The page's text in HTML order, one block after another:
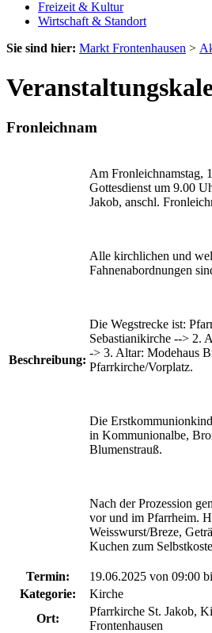
Freizeit & Kultur
Wirtschaft & Standort
Sie sind hier: Markt Frontenhausen >
Fronleichnam
Beschreibung:
Am Fronleichnamstag,
Gottesdienst um 9.00
Jakob, anschl.
Alle kirchlichen und
Fahnenabordnungen
Die Wegstrecke ist:
Sebastianikirche --> 2.
-> 3. Altar: Modehaus
Pfarrkirche/Vorplatz.
Die
in Kommunionalbe,
Blumenstrauß.
Nach der Prozession
vor und im Pfarrheim.
Weisswurst/Breze,
Kuchen zum
Termin: 19.06.2025 von 09:00
Kategorie:
Kirche
Ort:
Pfarrkirche St. Jakob,
Frontenhausen